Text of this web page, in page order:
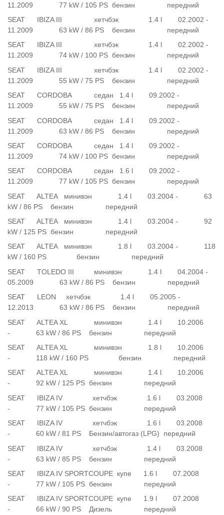
11.2009 77 kW / 105 PS бензин передний
SEAT IBIZA III хетчбэк 1.4 l 02.2002 -
11.2009 63 kW / 86 PS бензин передний
SEAT IBIZA III хетчбэк 1.4 l 02.2002 -
11.2009 74 kW / 100 PS бензин передний
SEAT IBIZA III хетчбэк 1.4 l 02.2002 -
11.2009 55 kW / 75 PS бензин передний
SEAT CORDOBA седан 1.4 l 09.2002 -
11.2009 55 kW / 75 PS бензин передний
SEAT CORDOBA седан 1.4 l 09.2002 -
11.2009 63 kW / 86 PS бензин передний
SEAT CORDOBA седан 1.4 l 09.2002 -
11.2009 74 kW / 100 PS бензин передний
SEAT CORDOBA седан 1.6 l 09.2002 -
11.2009 77 kW / 105 PS бензин передний
SEAT ALTEA минивэн 1.4 l 03.2004 - 63
kW / 86 PS бензин передний
SEAT ALTEA минивэн 1.4 l 03.2004 - 92
kW / 125 PS бензин передний
SEAT ALTEA минивэн 1.8 l 03.2004 - 118
kW / 160 PS бензин передний
SEAT TOLEDO III минивэн 1.4 l 04.2004 -
05.2009 63 kW / 86 PS бензин передний
SEAT LEON хетчбэк 1.4 l 05.2005 -
12.2013 63 kW / 86 PS бензин передний
SEAT ALTEA XL минивэн 1.4 l 10.2006
- 63 kW / 86 PS бензин передний
SEAT ALTEA XL минивэн 1.8 l 10.2006
- 118 kW / 160 PS бензин передний
SEAT ALTEA XL минивэн 1.4 l 10.2006
- 92 kW / 125 PS бензин передний
SEAT IBIZA IV хетчбэк 1.6 l 03.2008
- 77 kW / 105 PS бензин передний
SEAT IBIZA IV хетчбэк 1.6 l 03.2008
- 60 kW / 81 PS Бензин/автогаз (LPG) передний
SEAT IBIZA IV хетчбэк 1.4 l 03.2008
- 63 kW / 85 PS бензин передний
SEAT IBIZA IV SPORTCOUPE купе 1.6 l 07.2008
- 77 kW / 105 PS бензин передний
SEAT IBIZA IV SPORTCOUPE купе 1.9 l 07.2008
- 66 kW / 90 PS Дизель передний